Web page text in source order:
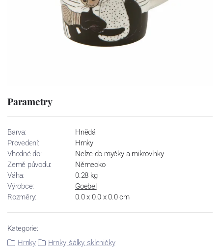
Parametry
Barva:
Hnědá
Provedení:
Hrnky
Vhodné do:
Nelze do myčky a mikrovlnky
Země původu:
Německo
Váha:
0.28 kg
Výrobce:
Goebel
Rozměry:
0.0 x 0.0 x 0.0 cm
Kategorie:
Hrnky
Hrnky, šálky, skleničky